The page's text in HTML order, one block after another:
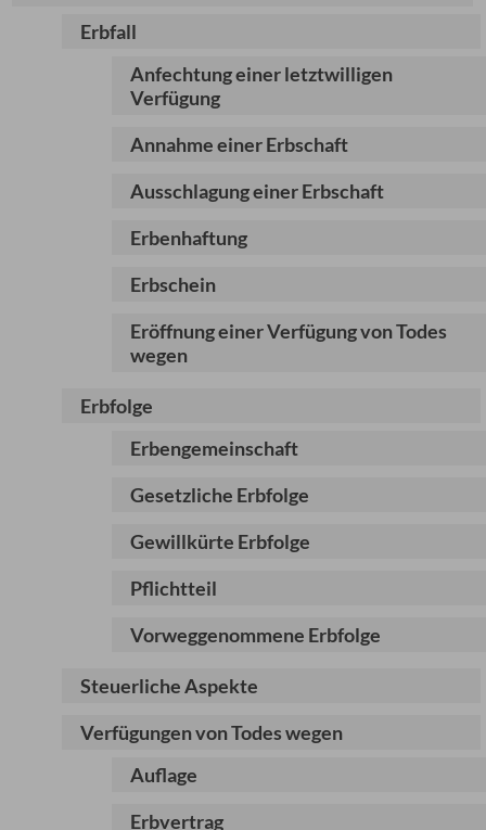
Erbfall
Anfechtung einer letztwilligen
Verfügung
Annahme einer Erbschaft
Ausschlagung einer Erbschaft
Erbenhaftung
Erbschein
Eröffnung einer Verfügung von Todes
wegen
Erbfolge
Erbengemeinschaft
Gesetzliche Erbfolge
Gewillkürte Erbfolge
Pflichtteil
Vorweggenommene Erbfolge
Steuerliche Aspekte
Verfügungen von Todes wegen
Auflage
Erbvertrag